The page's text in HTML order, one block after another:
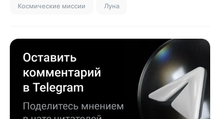
Космические миссии Луна